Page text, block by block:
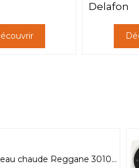
Delafon
chaude Reggane 3010...